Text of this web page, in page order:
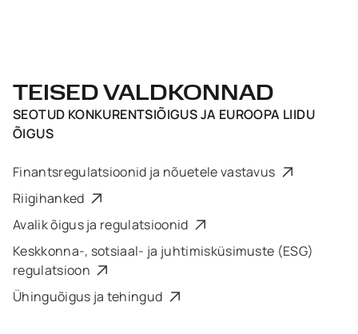
TEISED VALDKONNAD
SEOTUD KONKURENTSIÕIGUS JA EUROOPA LIIDU
ÕIGUS
Finantsregulatsioonid ja nõuetele vastavus
Riigihanked
Avalik õigus ja regulatsioonid
Keskkonna-, sotsiaal- ja juhtimisküsimuste (ESG)
regulatsioon
Ühinguõigus ja tehingud